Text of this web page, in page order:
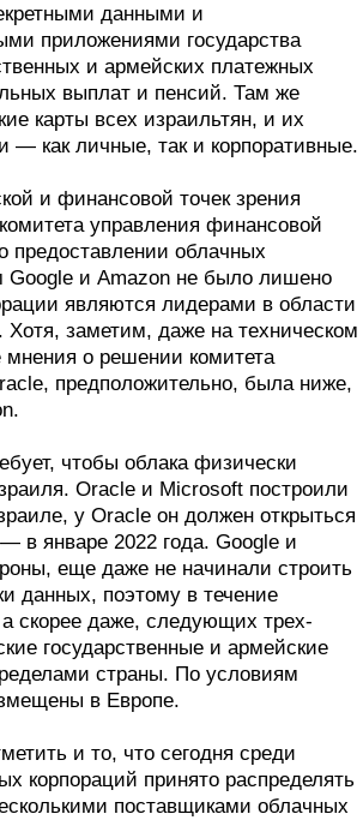
данными и
приложениями государства
и армейских платежных
выплат и пенсий. Там же
карты всех израильтян, и их
— как личные, так и корпоративные.
и финансовой точек зрения
управления финансовой
предоставлении облачных
Google и Amazon не было лишено
являются лидерами в области
Хотя, заметим, даже на техническом
о решении комитета
предположительно, была ниже,
чтобы облака физически
Oracle и Microsoft построили
у Oracle он должен открыться
в январе 2022 года. Google и
еще даже не начинали строить
данных, поэтому в течение
скорее даже, следующих трех-
государственные и армейские
страны. По условиям
в Европе.
и то, что сегодня среди
корпораций принято распределять
поставщиками облачных